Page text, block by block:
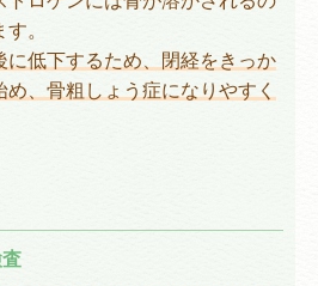
。
に低下するため、閉経をきっか
、骨粗しょう症になりやすく